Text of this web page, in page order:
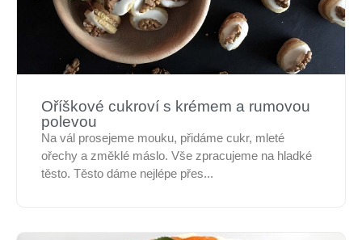
Oříškové cukroví s krémem a rumovou
polevou
Na vál prosejeme mouku, přidáme cukr, mleté
ořechy a změklé máslo. Vše zpracujeme na hladké
těsto. Těsto dáme nejlépe přes...